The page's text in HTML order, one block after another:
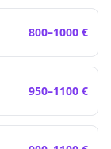
800–1000 €
950–1100 €